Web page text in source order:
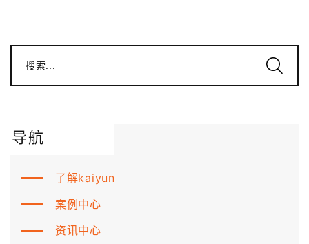
搜索...
导航
了解kaiyun
案例中心
资讯中心